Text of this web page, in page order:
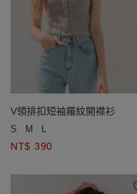
V領排扣短袖羅紋開襟衫
S M L
NT$ 390